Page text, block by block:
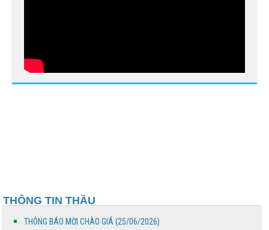
THÔNG TIN THẦU
THÔNG BÁO MỜI CHÀO GIÁ (25/06/2026)
BỆNH VIỆN NGUYỄN ĐÌNH CHIỂU TIẾP TỤC TRIỂN
KHAI KỸ THUẬT CHUYÊN SÂU TRONG KHÁM, CHỮA
Báo cáo đánh giá chất lượng Bệnh viện Nguyễn Đình
Chiểu tháng 5 năm 2026